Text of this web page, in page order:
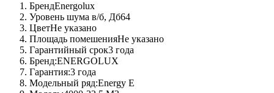
БрендEnergolux
Уровень шума в/б, Дб64
ЦветНе указано
Площадь помешенияНе указано
Гарантийный срок3 года
Бренд:ENERGOLUX
Гарантия:3 года
Модельный ряд:Energy Е